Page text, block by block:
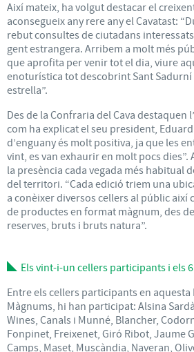
Així mateix, ha volgut destacar el
aconsegueix any rere any el Cavatast:
rebut consultes de ciutadans
gent estrangera. Arribem a molt més
que aprofita per venir tot el dia, viure
enoturística tot descobrint Sant
estrella”.
Des de la Confraria del Cava destaquen
com ha explicat el seu president,
d’enguany és molt positiva, ja que les
vint, es van exhaurir en molt pocs dies”.
la presència cada vegada més habitual
del territori. “Cada edició triem una
a conèixer diversos cellers al públic així
de productes en format màgnum, des
reserves, bruts i bruts natura”.
Els vint-i-un cellers participants i els
Entre els cellers participants en aquesta
Màgnums, hi han participat: Alsina
Wines, Canals i Munné, Blancher,
Fonpinet, Freixenet, Giró Ribot, Jaume
Camps, Maset, Muscàndia, Naveran,